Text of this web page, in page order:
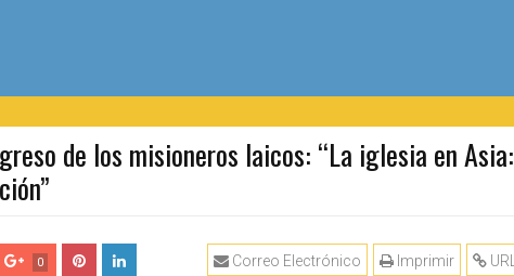
de los misioneros laicos: “La iglesia en Asia:
0 URL
Imprimir
Correo Electrónico